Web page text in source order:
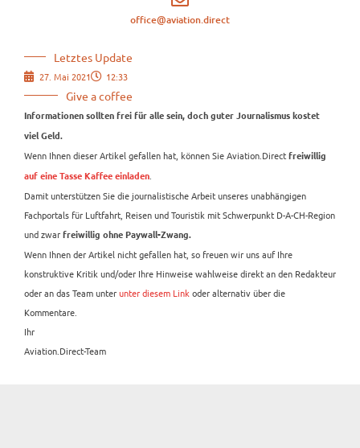
office@aviation.direct
Letztes Update
27. Mai 2021 12:33
Give a coffee
Informationen sollten frei für alle sein, doch guter Journalismus kostet
viel Geld.
Wenn Ihnen dieser Artikel gefallen hat, können Sie Aviation.Direct freiwillig
auf eine Tasse Kaffee einladen
Damit unterstützen Sie die journalistische Arbeit unseres unabhängigen
Fachportals für Luftfahrt, Reisen und Touristik mit Schwerpunkt D-A-CH-Region
und zwar freiwillig ohne Paywall-Zwang.
Wenn Ihnen der Artikel nicht gefallen hat, so freuen wir uns auf Ihre
konstruktive Kritik und/oder Ihre Hinweise wahlweise direkt an den Redakteur
oder an das Team unterunter diesem Link oder alternativ über die
Kommentare.
Ihr
Aviation.Direct-Team